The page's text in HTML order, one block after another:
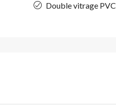
Double vitrage PVC